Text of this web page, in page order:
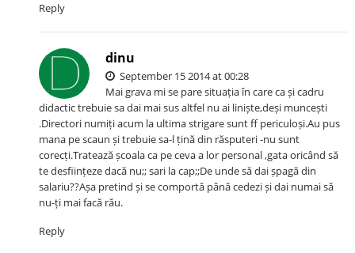
Reply
dinu
September 15 2014 at 00:28
Mai grava mi se pare situația în care ca și cadru
didactic trebuie sa dai mai sus altfel nu ai liniște,deși muncești
.Directori numiți acum la ultima strigare sunt ff periculoși.Au pus
mana pe scaun și trebuie sa-l țină din răsputeri -nu sunt
corecți.Tratează școala ca pe ceva a lor personal ,gata oricând să
te desființeze dacă nu;; sari la cap;;De unde să dai șpagă din
salariu??Așa pretind și se comportă până cedezi și dai numai să
nu-ți mai facă rău.
Reply